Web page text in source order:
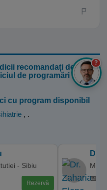
recomandați de
de programări
cu program disponibil
, .
- Sibiu
Rezervă
Dr.
📅
?